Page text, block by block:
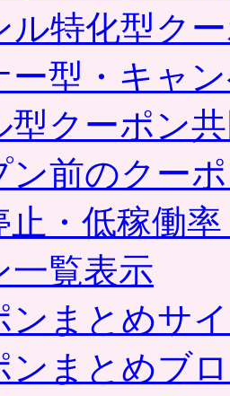
ル特化型ク
ー型・キャ
型クーポン
ン前のクー
止・低稼働
一覧表示
ンまとめサ
ンまとめブ